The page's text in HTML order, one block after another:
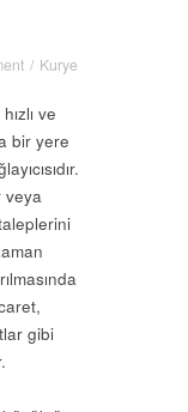
/ Kurye
ve
bir yere
veya
gibi